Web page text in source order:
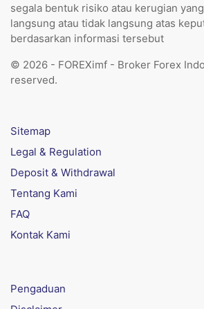
segala bentuk risiko atau kerugian
langsung atau tidak langsung atas
berdasarkan informasi tersebut
© 2026 - FOREXimf - Broker Forex
reserved.
Sitemap
Legal & Regulation
Deposit & Withdrawal
Tentang Kami
FAQ
Kontak Kami
Pengaduan